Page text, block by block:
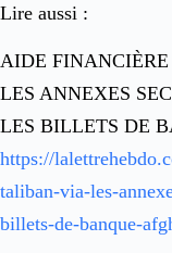
Lire aussi :
AIDE
LES ANNEXES
LES BILLETS DE
https://
taliban-via-les-
billets-de-banque-